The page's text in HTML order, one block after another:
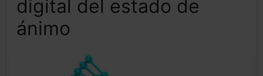
digital del estado de
ánimo